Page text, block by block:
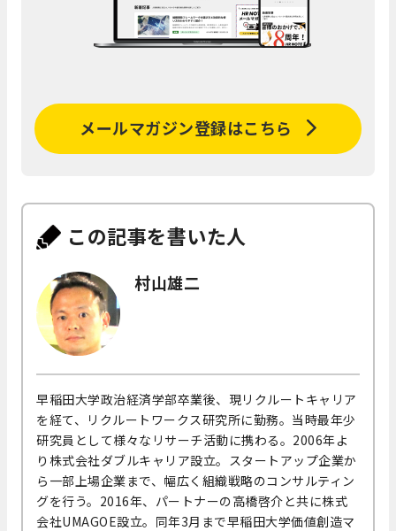
メールマガジン登録はこちら
この記事を書いた人
村山雄二
早稲田大学政治経済学部卒業後、現リクルートキャリア
を経て、リクルートワークス研究所に勤務。当時最年少
研究員として様々なリサーチ活動に携わる。2006年よ
り株式会社ダブルキャリア設立。スタートアップ企業か
ら一部上場企業まで、幅広く組織戦略のコンサルティン
グを行う。2016年、パートナーの高橋啓介と共に株式
会社UMAGOE設立。同年3月まで早稲田大学価値創造マ